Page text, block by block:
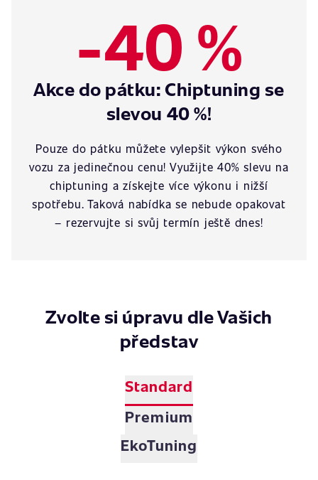
-40 %
Akce do pátku: Chiptuning se
slevou 40 %!
Pouze do pátku můžete vylepšit výkon svého
vozu za jedinečnou cenu! Využijte 40% slevu na
chiptuning a získejte více výkonu i nižší
spotřebu. Taková nabídka se nebude opakovat
– rezervujte si svůj termín ještě dnes!
Zvolte si úpravu dle Vašich
představ
Standard
Premium
EkoTuning